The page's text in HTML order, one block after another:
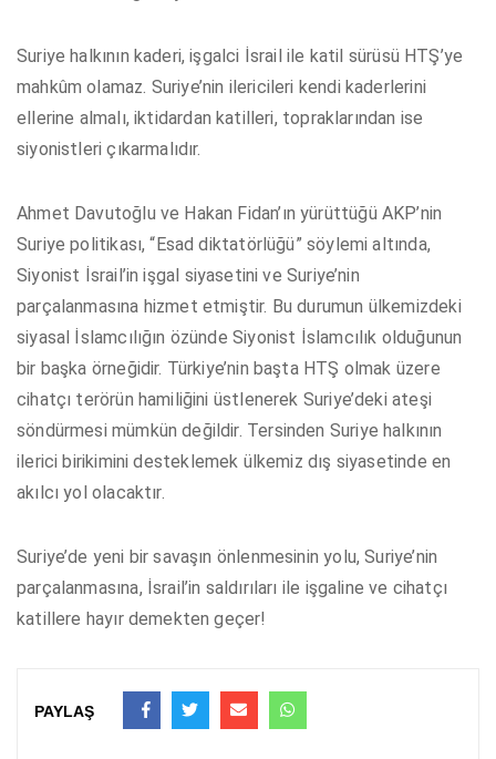
Suriye halkının kaderi, işgalci İsrail ile katil sürüsü HTŞ’ye
mahkûm olamaz. Suriye’nin ilericileri kendi kaderlerini
ellerine almalı, iktidardan katilleri, topraklarından ise
siyonistleri çıkarmalıdır.
Ahmet Davutoğlu ve Hakan Fidan’ın yürüttüğü AKP’nin
Suriye politikası, “Esad diktatörlüğü” söylemi altında,
Siyonist İsrail’in işgal siyasetini ve Suriye’nin
parçalanmasına hizmet etmiştir. Bu durumun ülkemizdeki
siyasal İslamcılığın özünde Siyonist İslamcılık olduğunun
bir başka örneğidir. Türkiye’nin başta HTŞ olmak üzere
cihatçı terörün hamiliğini üstlenerek Suriye’deki ateşi
söndürmesi mümkün değildir. Tersinden Suriye halkının
ilerici birikimini desteklemek ülkemiz dış siyasetinde en
akılcı yol olacaktır.
Suriye’de yeni bir savaşın önlenmesinin yolu, Suriye’nin
parçalanmasına, İsrail’in saldırıları ile işgaline ve cihatçı
katillere hayır demekten geçer!
PAYLAŞ